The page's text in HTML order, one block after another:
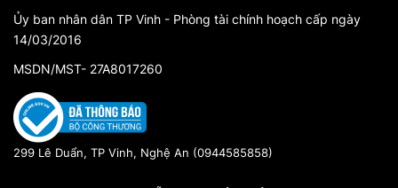
Ủy ban nhân dân TP Vinh - Phòng tài chính hoạch cấp ngày
14/03/2016
MSDN/MST- 27A8017260
299 Lê Duẩn, TP Vinh, Nghệ An (0944585858)